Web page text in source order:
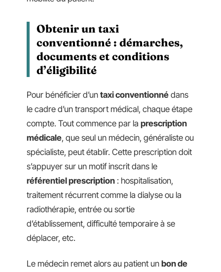
Obtenir un taxi
conventionné : démarches,
documents et conditions
d’éligibilité
Pour bénéficier d’un taxi conventionné dans
le cadre d’un transport médical, chaque étape
compte. Tout commence par la prescription
médicale, que seul un médecin, généraliste ou
spécialiste, peut établir. Cette prescription doit
s’appuyer sur un motif inscrit dans le
référentiel prescription : hospitalisation,
traitement récurrent comme la dialyse ou la
radiothérapie, entrée ou sortie
d’établissement, difficulté temporaire à se
déplacer, etc.
Le médecin remet alors au patient un bon de